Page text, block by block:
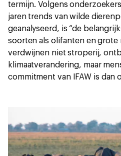
termijn. Volgens
jaren trends van wilde
geanalyseerd, is “de
soorten als olifanten en
verdwijnen niet stroperij,
klimaatverandering, maar
commitment van IFAW is dan